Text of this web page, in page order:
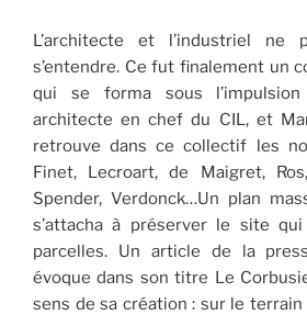
L’architecte et l’industriel ne
s’entendre. Ce fut finalement un
qui se forma sous
architecte en chef du CIL, et
retrouve dans ce collectif les
Finet, Lecroart, de Maigret,
Spender, Verdonck…Un plan
s’attacha à préserver le site
parcelles. Un article de la
évoque dans son titre Le
sens de sa création : sur le terrain